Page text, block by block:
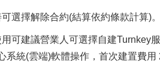
選擇解除合約(結算依約條款計算)。
可建議營業人可選擇自建Turnkey
系統(雲端)軟體操作，首次建置費